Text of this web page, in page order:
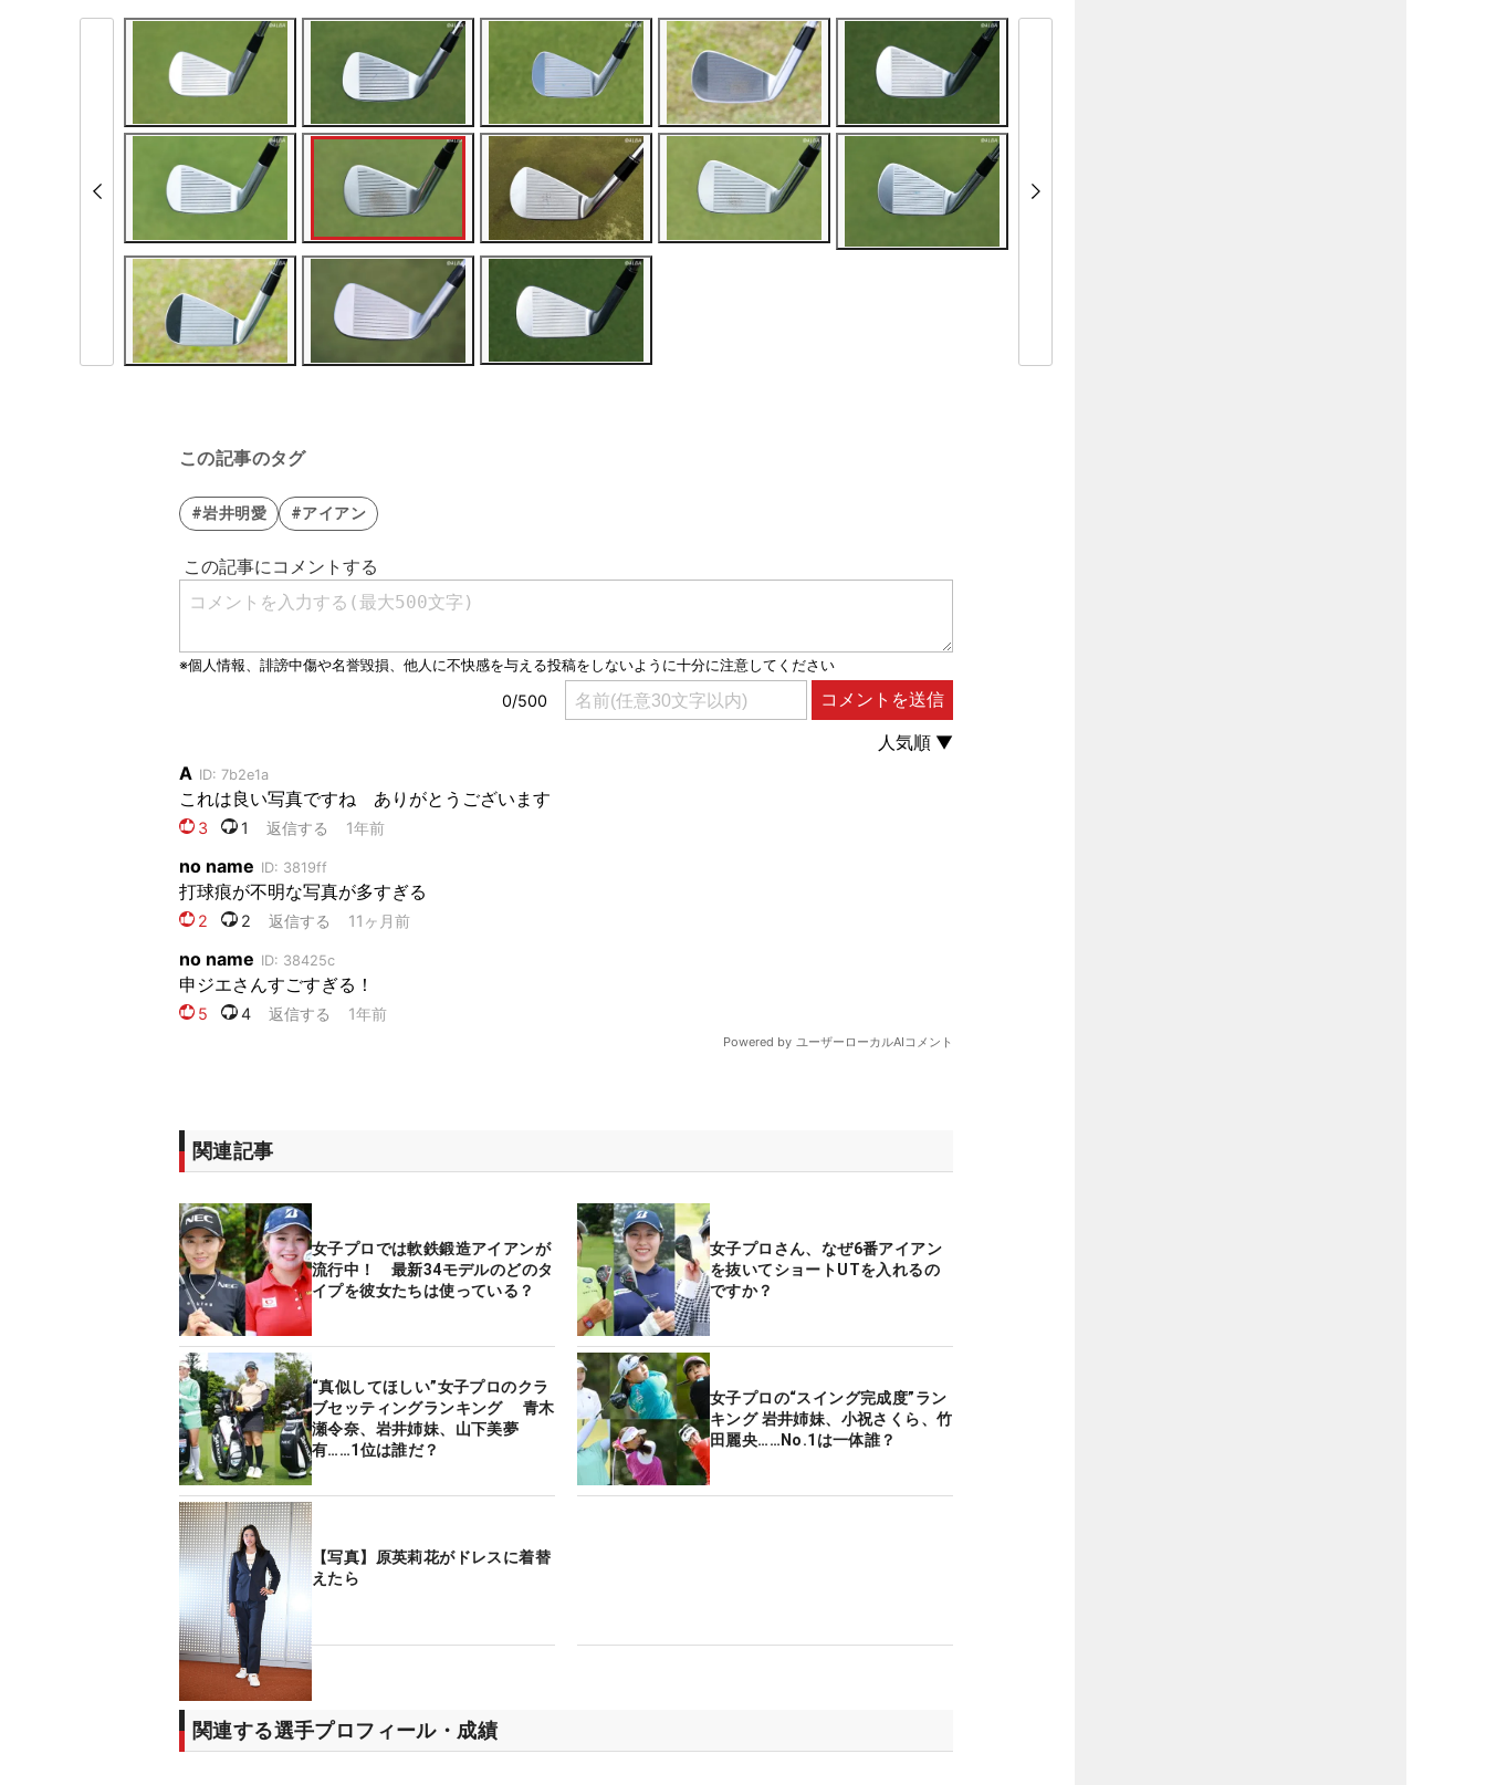
この記事のタグ
#岩井明愛 #アイアン
関連記事
女子プロでは軟鉄鍛造アイアンが
流行中！ 最新34モデルのどのタ
イプを彼女たちは使っている？
女子プロさん、なぜ6番アイアン
を抜いてショートUTを入れるの
ですか？
“真似してほしい”女子プロのクラ
ブセッティングランキング 青木
瀬令奈、岩井姉妹、山下美夢
有……1位は誰だ？
女子プロの“スイング完成度”ラン
キング 岩井姉妹、小祝さくら、竹
田麗央……No.1は一体誰？
【写真】原英莉花がドレスに着替
えたら
関連する選手プロフィール・成績